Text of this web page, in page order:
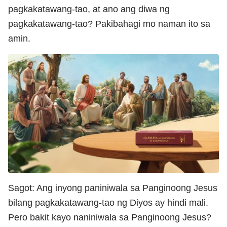
pagkakatawang-tao, at ano ang diwa ng
pagkakatawang-tao? Pakibahagi mo naman ito sa
amin.
Sagot: Ang inyong paniniwala sa Panginoong Jesus
bilang pagkakatawang-tao ng Diyos ay hindi mali.
Pero bakit kayo naniniwala sa Panginoong Jesus?